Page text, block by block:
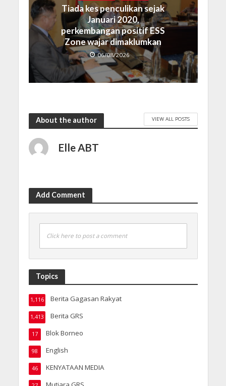
Tiada kes penculikan sejak
Januari 2020,
perkembangan positif ESS
Zone wajar dimaklumkan
06/08/2026
About the author VIEW ALL POSTS
Elle ABT
Add Comment
Click here to post a comment
Topics
Berita Gagasan Rakyat
1,116
Berita GRS
1,413
Blok Borneo
17
English
98
KENYATAAN MEDIA
46